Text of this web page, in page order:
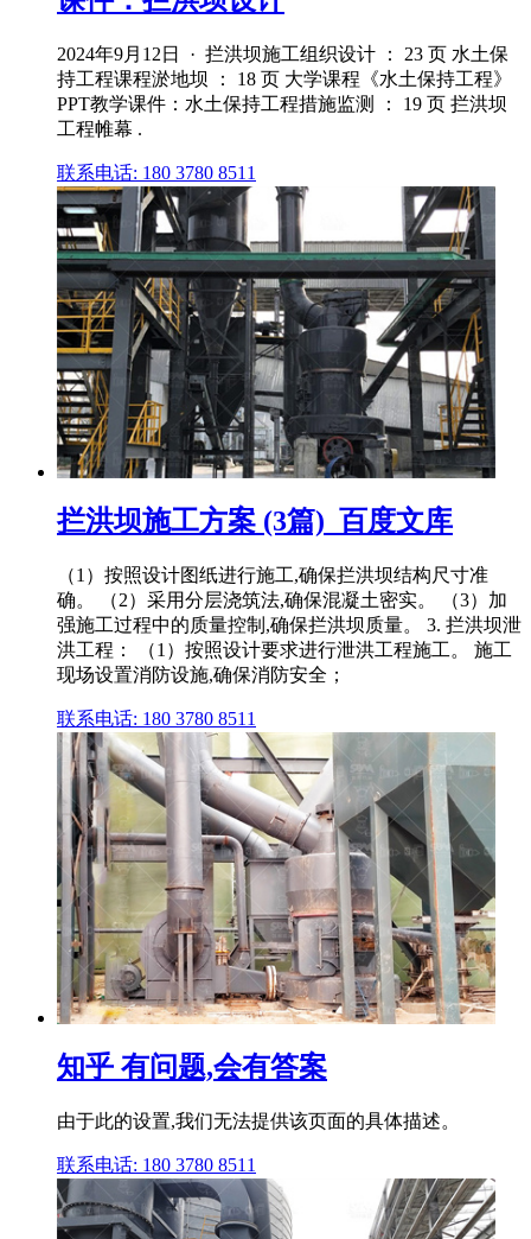
2024年9月12日 · 拦洪坝施工组织设计 ： 23 页 水土保
持工程课程淤地坝 ： 18 页 大学课程《水土保持工程》
PPT教学课件：水土保持工程措施监测 ： 19 页 拦洪坝
工程帷幕 .
联系电话: 180 3780 8511
拦洪坝施工方案 (3篇)_百度文库
（1）按照设计图纸进行施工,确保拦洪坝结构尺寸准
确。 （2）采用分层浇筑法,确保混凝土密实。 （3）加
强施工过程中的质量控制,确保拦洪坝质量。 3. 拦洪坝泄
洪工程： （1）按照设计要求进行泄洪工程施工。 施工
现场设置消防设施,确保消防安全；
联系电话: 180 3780 8511
知乎 有问题,会有答案
由于此的设置,我们无法提供该页面的具体描述。
联系电话: 180 3780 8511